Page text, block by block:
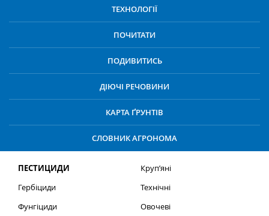
ТЕХНОЛОГІЇ
ПОЧИТАТИ
ПОДИВИТИСЬ
ДІЮЧІ РЕЧОВИНИ
КАРТА ҐРУНТІВ
СЛОВНИК АГРОНОМА
ПЕСТИЦИДИ
Гербіциди
Фунгіциди
Круп’яні
Технічні
Овочеві